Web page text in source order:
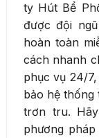
ty Hút Bể
được đội
hoàn toàn
cách nhanh
phục vụ 24/
bảo hệ
trơn tru.
phương